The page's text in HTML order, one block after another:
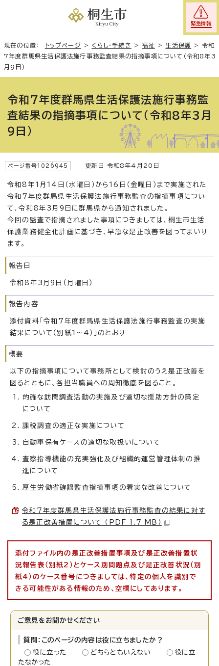
緊急情報
現在の位置： トップページ > くらし・手続き >福祉 > 生活保護 > 令和
7年度群馬県生活保護法施行事務監査結果の指摘事項について（令和8年3
月9日）
令和7年度群馬県生活保護法施行事務監
査結果の指摘事項について（令和8年3月
9日）
ページ番号1026945 更新日 令和8年4月20日
令和8年1月14日（水曜日）から16日（金曜日）まで実施された
令和7年度群馬県生活保護法施行事務監査の指摘事項につい
て、令和8年3月9日に群馬県から通知されました。
今回の監査で指摘されました事項につきましては、桐生市生活
保護業務健全化計画に基づき、早急な是正改善を図ってまいり
ます。
報告日
令和8年3月9日（月曜日）
報告内容
添付資料「令和7年度群馬県生活保護法施行事務監査の実施
結果について（別紙1〜4）」のとおり
概要
以下の指摘事項について事務所として検討のうえ是正改善を
図るとともに、各担当職員への周知徹底を図ること。
的確な訪問調査活動の実施及び適切な援助方針の策定
について
課税調査の適正な実施について
自動車保有ケースの適切な取扱いについて
査察指導機能の充実強化及び組織的運営管理体制の推
進について
厚生労働省確認監査指摘事項の着実な改善について
令和7年度群馬県生活保護法施行事務監査の結果に対す
る是正改善措置について （PDF 1.7 MB）
添付ファイル内の是正改善措置事項及び是正改善措置状
況報告表 （ 別紙2）とケース別問題点及び是正改善状況（別
紙4）のケース番号につきましては、特定の個人を識別で
きる可能性がある情報のため、空欄にしてあります。
ご意見をお聞かせください
質問：このページの内容は役に立ちましたか？
役に立った
どちらともいえない
役に立
たなかった